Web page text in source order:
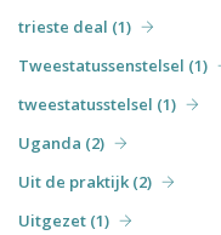
trieste deal (1)
Tweestatussenstelsel (1)
tweestatusstelsel (1)
Uganda (2)
Uit de praktijk (2)
Uitgezet (1)